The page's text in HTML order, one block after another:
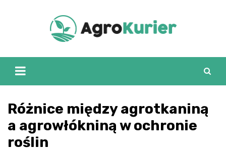
Różnice między agrotkaniną
a agrowłókniną w ochronie
roślin